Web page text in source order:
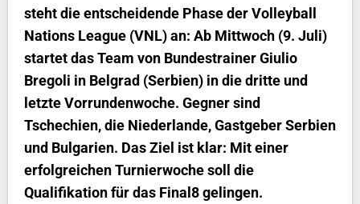
steht die entscheidende Phase der Volleyball
Nations League (VNL) an: Ab Mittwoch (9. Juli)
startet das Team von Bundestrainer Giulio
Bregoli in Belgrad (Serbien) in die dritte und
letzte Vorrundenwoche. Gegner sind
Tschechien, die Niederlande, Gastgeber Serbien
und Bulgarien. Das Ziel ist klar: Mit einer
erfolgreichen Turnierwoche soll die
Qualifikation für das Final8 gelingen.